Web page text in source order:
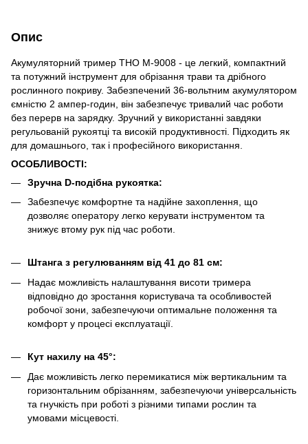
Опис
Акумуляторний тример THO M-9008 - це легкий, компактний
та потужний інструмент для обрізання трави та дрібного
рослинного покриву. Забезпечений 36-вольтним акумулятором
ємністю 2 ампер-годин, він забезпечує тривалий час роботи
без перерв на зарядку. Зручний у використанні завдяки
регульованій рукоятці та високій продуктивності. Підходить як
для домашнього, так і професійного використання.
ОСОБЛИВОСТІ:
Зручна D-подібна рукоятка:
Забезпечує комфортне та надійне захоплення, що
дозволяє оператору легко керувати інструментом та
знижує втому рук під час роботи.
Штанга з регулюванням від 41 до 81 см:
Надає можливість налаштування висоти тримера
відповідно до зростання користувача та особливостей
робочої зони, забезпечуючи оптимальне положення та
комфорт у процесі експлуатації.
Кут нахилу на 45°:
Дає можливість легко перемикатися між вертикальним та
горизонтальним обрізанням, забезпечуючи універсальність
та гнучкість при роботі з різними типами рослин та
умовами місцевості.